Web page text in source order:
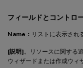
フィールドとコントロ
Name： リストに表示され
[説明] 。リソースに関する
ウィザードまたは作成ウィ